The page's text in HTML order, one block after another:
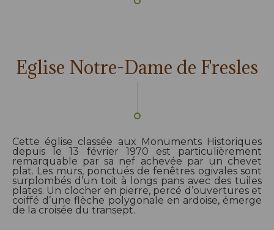
Eglise Notre-Dame de Fresles
Cette église classée aux Monuments Historiques
depuis le 13 février 1970 est particulièrement
remarquable par sa nef achevée par un chevet
plat. Les murs, ponctués de fenêtres ogivales sont
surplombés d’un toit à longs pans avec des tuiles
plates. Un clocher en pierre, percé d’ouvertures et
coiffé d’une flèche polygonale en ardoise, émerge
de la croisée du transept.